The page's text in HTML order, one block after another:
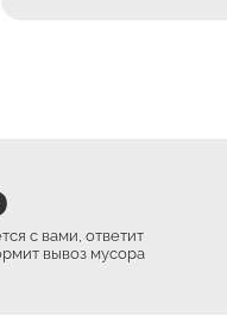
с вами, ответит
вывоз мусора